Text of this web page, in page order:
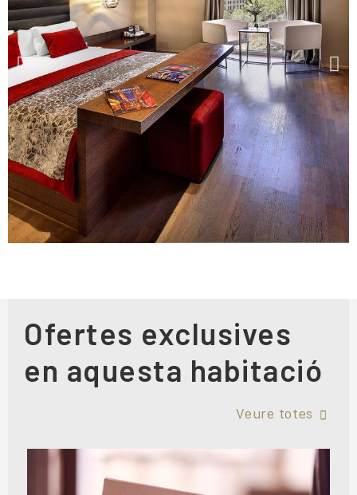
Ofertes exclusives
en aquesta habitació
Veure totes